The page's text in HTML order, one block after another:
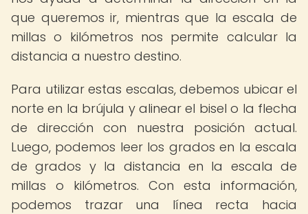
que queremos ir, mientras que la escala de
millas o kilómetros nos permite calcular la
distancia a nuestro destino.
Para utilizar estas escalas, debemos ubicar el
norte en la brújula y alinear el bisel o la flecha
de dirección con nuestra posición actual.
Luego, podemos leer los grados en la escala
de grados y la distancia en la escala de
millas o kilómetros. Con esta información,
podemos trazar una línea recta hacia